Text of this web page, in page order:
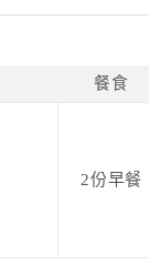
餐食
2份早餐